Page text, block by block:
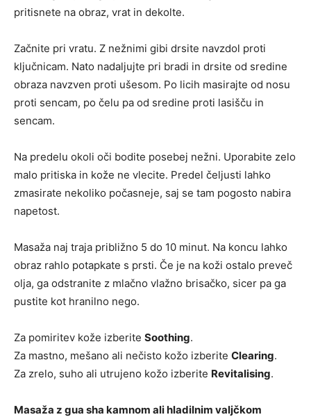
pritisnete na obraz, vrat in dekolte.
Začnite pri vratu. Z nežnimi gibi drsite navzdol proti
ključnicam. Nato nadaljujte pri bradi in drsite od sredine
obraza navzven proti ušesom. Po licih masirajte od nosu
proti sencam, po čelu pa od sredine proti lasišču in
sencam.
Na predelu okoli oči bodite posebej nežni. Uporabite zelo
malo pritiska in kože ne vlecite. Predel čeljusti lahko
zmasirate nekoliko počasneje, saj se tam pogosto nabira
napetost.
Masaža naj traja približno 5 do 10 minut. Na koncu lahko
obraz rahlo potapkate s prsti. Če je na koži ostalo preveč
olja, ga odstranite z mlačno vlažno brisačko, sicer pa ga
pustite kot hranilno nego.
Za pomiritev kože izberite Soothing.
Za mastno, mešano ali nečisto kožo izberite Clearing.
Za zrelo, suho ali utrujeno kožo izberite Revitalising.
Masaža z gua sha kamnom ali hladilnim valjčkom